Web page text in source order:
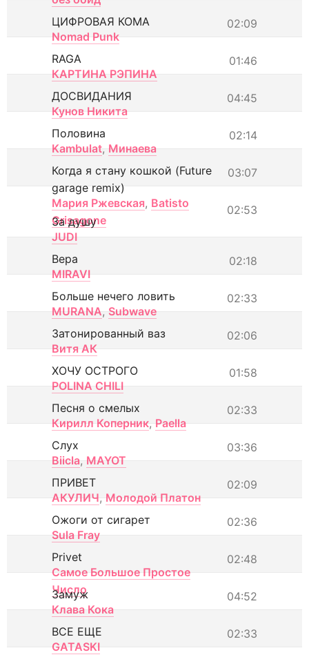
02:09
ЦИФРОВАЯ КОМА
Nomad Punk
01:46
RAGA
КАРТИНА РЭПИНА
04:45
ДОСВИДАНИЯ
Кунов Никита
02:14
Половина
Kambulat, Минаева
03:07
Когда я стану кошкой (Future
garage remix)
Мария Ржевская, Batisto
Grisagone
02:53
За душу
JUDI
02:18
Вера
MIRAVI
02:33
Больше нечего ловить
MURANA, Subwave
02:06
Затонированный ваз
Витя АК
01:58
ХОЧУ ОСТРОГО
POLINA CHILI
02:33
Песня о смелых
Кирилл Коперник, Paella
03:36
Слух
Biicla, MAYOT
02:09
ПРИВЕТ
АКУЛИЧ, Молодой Платон
02:36
Ожоги от сигарет
Sula Fray
02:48
Privet
Самое Большое Простое
Число
04:52
Замуж
Клава Кока
02:33
ВСЕ ЕЩЕ
GATASKI